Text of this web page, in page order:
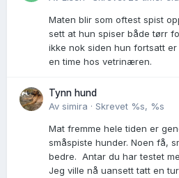
Maten blir som oftest spist
sett at hun spiser både tørr
ikke nok siden hun fortsatt
en time hos vetrinæren.
Tynn hund
Av simira · Skrevet %s, %s
Mat fremme hele tiden er
småspiste hunder. Noen få,
bedre. Antar du har testet
Jeg ville nå uansett tatt en